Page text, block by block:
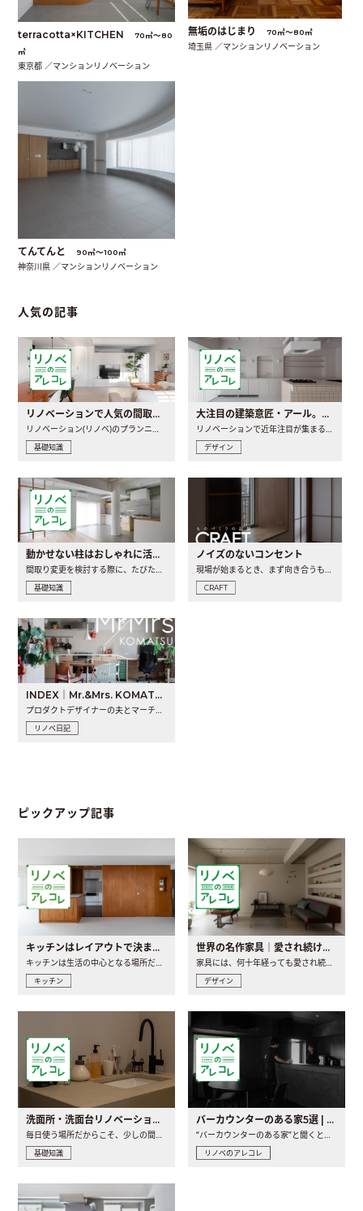
terracotta×KITCHEN
70㎡〜80
㎡
東京都 ／マンションリノベーション
無垢のはじまり 70㎡〜80㎡
埼玉県 ／マンションリノベーション
てんてんと 90㎡〜100㎡
神奈川県 ／マンションリノベーション
人気の記事
リノベーションで人気の間取りとは？トレンドの間取りと実例を徹底解説
リノベーション(リノベ)のプランニングで一番最初に決めるのは..
基礎知識
大注目の建築意匠・アール。人気の理由と空間に取り入れるポイント
リノベーションで近年注目が集まる建築意匠の一つであるアール..
デザイン
動かせない柱はおしゃれに活用！柱を魅せるリノベーション(リノベ)4選
間取り変更を検討する際に、たびたび皆さんの頭を悩ませる動か..
基礎知識
ノイズのないコンセント
現場が始まるとき、まず向き合うものの一つがコンセントです..
CRAFT
INDEX｜Mr.&Mrs. KOMATSU renovation diary
プロダクトデザイナーの夫とマーチャンダイザーの妻が、夫婦で..
リノベ日記
ピックアップ記事
キッチンはレイアウトで決まる。後悔しないための考え方と選び方
キッチン
世界の名作家具｜愛され続ける理由と一生モノとの出会い方
デザイン
洗面所・洗面台リノベーションの事例と間取りアイデア
毎日使う場所だからこそ、少しの間取りの工夫や素材の選び方で..
基礎知識
バーカウンターのある家5選 | 日常に馴染む“距離の近い”キッチンとは
“バーカウンターのある家”と聞くと、少し特別な、大人のための..
リノベのアレコレ